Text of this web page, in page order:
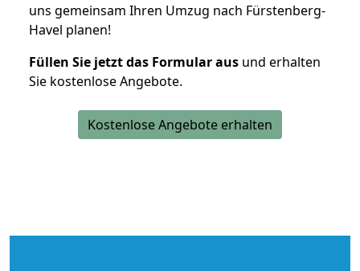
uns gemeinsam Ihren Umzug nach Fürstenberg-
Havel planen!
Füllen Sie jetzt das Formular aus und erhalten
Sie kostenlose Angebote.
Kostenlose Angebote erhalten